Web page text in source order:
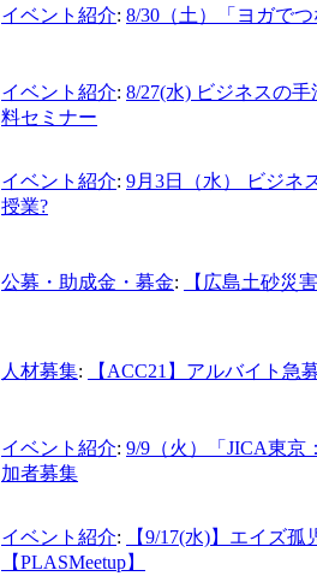
イベント紹介: 8/30（土）「ヨガで
イベント紹介: 8/27(水) ビジネスの
料セミナー
イベント紹介: 9月3日（水） ビジネ
授業?
公募・助成金・募金: 【広島土砂災
人材募集: 【ACC21】アルバイト急
イベント紹介: 9/9（火）「JICA東京
加者募集
イベント紹介:
【9/17(水)】エイズ
【PLASMeetup】